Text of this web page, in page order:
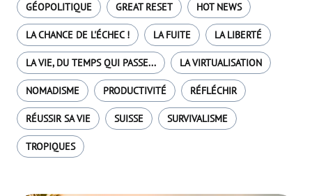
GÉOPOLITIQUE GREAT RESET HOT NEWS
LA CHANCE DE L'ÉCHEC ! LA FUITE LA LIBERTÉ
LA VIE, DU TEMPS QUI PASSE... LA VIRTUALISATION
NOMADISME PRODUCTIVITÉ RÉFLÉCHIR
RÉUSSIR SA VIE SUISSE SURVIVALISME
TROPIQUES